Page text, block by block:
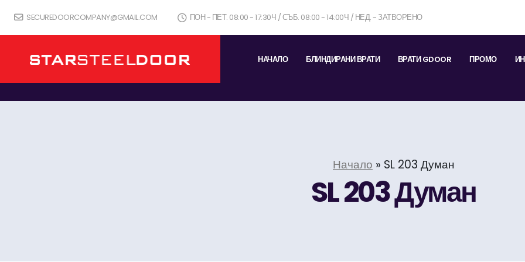
SECUREDOORCOMPANY@GMAIL.COM ПОН - ПЕТ. 08:00 - 17:30Ч / СЪБ. 08:00 - 14:00Ч / НЕД. - ЗАТВОРЕНО
НАЧАЛО БЛИНДИРАНИ ВРАТИ ВРАТИ GDOOR ПРОМО
Начало » SL 203 Думан
SL 203 Думан